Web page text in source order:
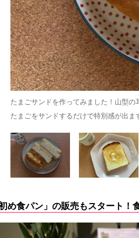
たまごサンドを作ってみました！山型
たまごをサンドするだけで特別感が出ま
初め食パン」の販売もスタート！